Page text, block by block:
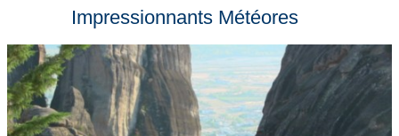
Impressionnants Météores